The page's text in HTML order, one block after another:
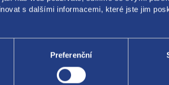
s dalšími informacemi, které jste jim
Preferenční